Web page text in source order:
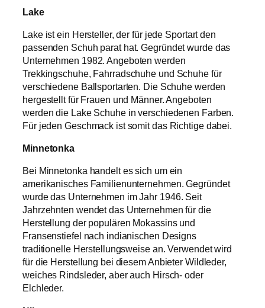
Lake
Lake ist ein Hersteller, der für jede Sportart den
passenden Schuh parat hat. Gegründet wurde das
Unternehmen 1982. Angeboten werden
Trekkingschuhe, Fahrradschuhe und Schuhe für
verschiedene Ballsportarten. Die Schuhe werden
hergestellt für Frauen und Männer. Angeboten
werden die Lake Schuhe in verschiedenen Farben.
Für jeden Geschmack ist somit das Richtige dabei.
Minnetonka
Bei Minnetonka handelt es sich um ein
amerikanisches Familienunternehmen. Gegründet
wurde das Unternehmen im Jahr 1946. Seit
Jahrzehnten wendet das Unternehmen für die
Herstellung der populären Mokassins und
Fransenstiefel nach indianischen Designs
traditionelle Herstellungsweise an. Verwendet wird
für die Herstellung bei diesem Anbieter Wildleder,
weiches Rindsleder, aber auch Hirsch- oder
Elchleder.